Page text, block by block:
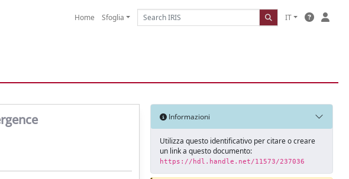
Home Sfoglia IT
Informazioni
Utilizza questo identificativo per citare o creare
un link a questo documento:
https://hdl.handle.net/11573/237036